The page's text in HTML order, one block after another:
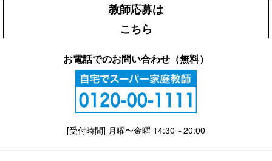
教師応募は
こちら
お電話でのお問い合わせ（無料）
[受付時間] 月曜〜金曜 14:30～20:00